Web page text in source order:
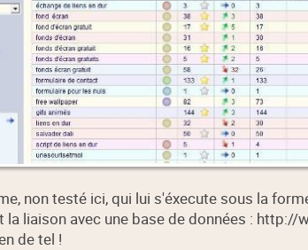
non testé ici, qui lui s'éxecute sous la
la liaison avec une base de données :
de tel !